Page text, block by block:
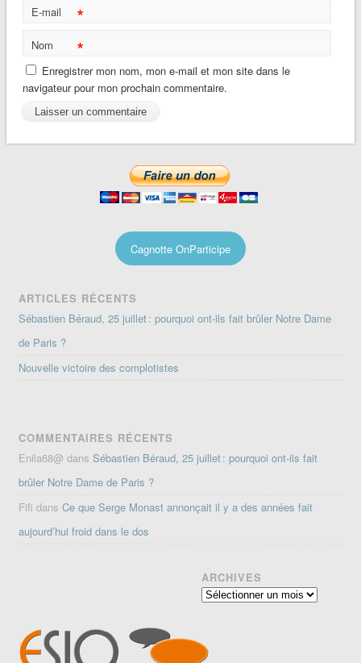
E-mail *
Nom *
Enregistrer mon nom, mon e-mail et mon site dans le
navigateur pour mon prochain commentaire.
Cagnotte OnParticipe
ARTICLES RÉCENTS
Sébastien Béraud, 25 juillet : pourquoi ont-ils fait brûler Notre Dame
de Paris ?
Nouvelle victoire des complotistes
COMMENTAIRES RÉCENTS
Enila68@ dansSébastien Béraud, 25 juillet : pourquoi ont-ils fait
brûler Notre Dame de Paris ?
Fifi dansCe que Serge Monast annonçait il y a des années fait
aujourd’hui froid dans le dos
ARCHIVES
Archives